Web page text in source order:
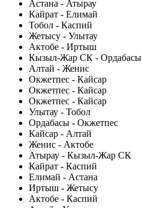
Астана - Атырау
Кайрат - Елимай
Тобол - Каспий
Жетысу - Улытау
Актобе - Иртыш
Кызыл-Жар СК - Ордабасы
Алтай - Женис
Окжетпес - Кайсар
Окжетпес - Кайсар
Окжетпес - Кайсар
Улытау - Тобол
Ордабасы - Окжетпес
Кайсар - Алтай
Женис - Актобе
Атырау - Кызыл-Жар СК
Кайрат - Каспий
Елимай - Астана
Иртыш - Жетысу
Актобе - Каспий